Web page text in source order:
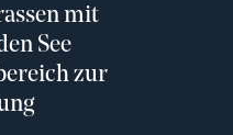
mit
See
zur